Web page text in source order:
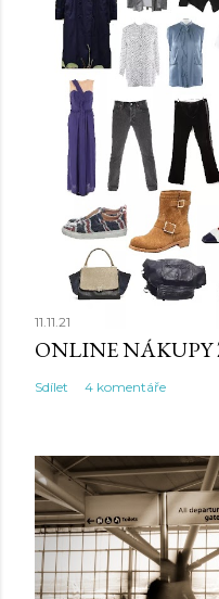
11.11.21
ONLINE NÁKUPY
Sdílet 4 komentáře